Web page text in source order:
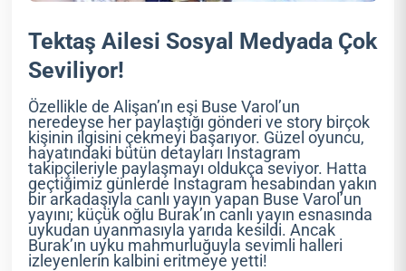
Tektaş Ailesi Sosyal Medyada Çok
Seviliyor!
Özellikle de Alişan’ın eşi Buse Varol’un
neredeyse her paylaştığı gönderi ve story birçok
kişinin ilgisini çekmeyi başarıyor. Güzel oyuncu,
hayatındaki bütün detayları Instagram
takipçileriyle paylaşmayı oldukça seviyor. Hatta
geçtiğimiz günlerde Instagram hesabından yakın
bir arkadaşıyla canlı yayın yapan Buse Varol’un
yayını; küçük oğlu Burak’ın canlı yayın esnasında
uykudan uyanmasıyla yarıda kesildi. Ancak
Burak’ın uyku mahmurluğuyla sevimli halleri
izleyenlerin kalbini eritmeye yetti!